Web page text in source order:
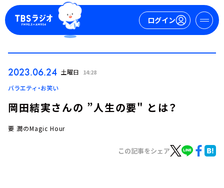
ログイン
ログイン
2023.06.24 土曜日 14:28
バラエティ・お笑い
岡田結実さんの ”人生の要" とは？
要 潤のMagic Hour
この記事をシェア